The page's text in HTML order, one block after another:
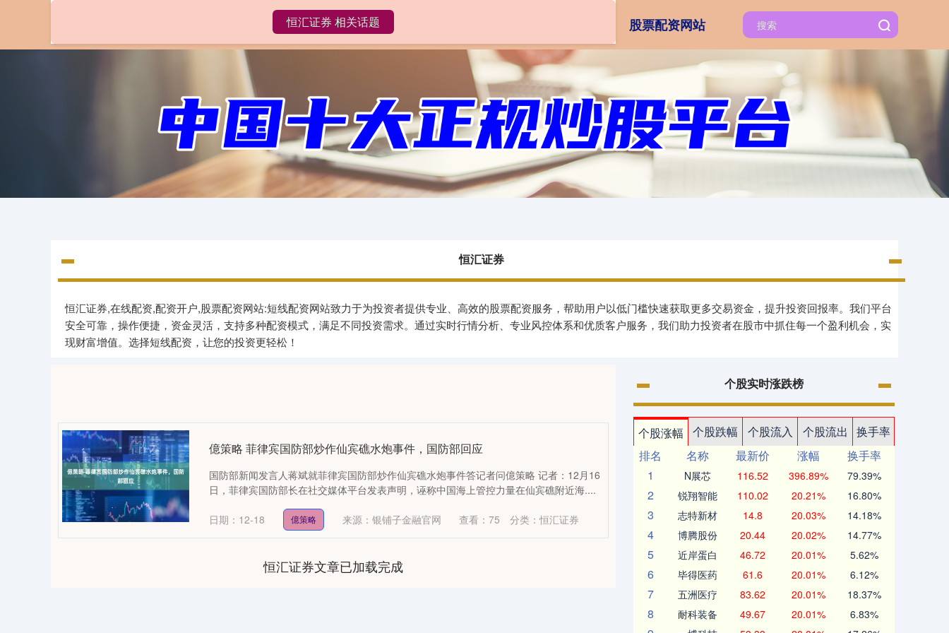
恒汇证券 股票配资网站
恒汇证券
恒汇证券,在线配资,配资开户,股票配资网站:短线配资网站致力于为投资者提供专业、高效的股票配资服务，帮助用户以低门槛快速获取更多交易资金，提升投资回报率。我们平台
安全可靠，操作便捷，资金灵活，支持多种配资模式，满足不同投资需求。通过实时行情分析、专业风控体系和优质客户服务，我们助力投资者在股市中抓住每一个盈利机会，实
现财富增值。选择短线配资，让您的投资更轻松！
恒汇证券 相关话题
億策略 菲律宾国防部炒作仙宾礁水炮事件，国防部回应
国防部新闻发言人蒋斌就菲律宾国防部炒作仙宾礁水炮事件答记者问億策略 记者：12月16
日，菲律宾国防部长在社交媒体平台发表声明，诬称中国海上管控力量在仙宾礁附近海....
日期：12-18 億策略 来源：银铺子金融官网 查看：75 分类：恒汇证券
恒汇证券文章已加载完成
个股实时涨跌榜
个股涨幅 个股跌幅 个股流入 个股流出
换手率
排名
名称 最新价 涨幅
换手率
1
N展芯 116.52 396.89% 79.39%
2 锐翔智能 110.02 20.21% 16.80%
3 志特新材 14.8 20.03% 14.18%
4 博腾股份 20.44 20.02% 14.77%
5 近岸蛋白 46.72 20.01% 5.62%
6 毕得医药 61.6 20.01% 6.12%
7 五洲医疗 83.62 20.01% 18.37%
8 耐科装备 49.67 20.01% 6.83%